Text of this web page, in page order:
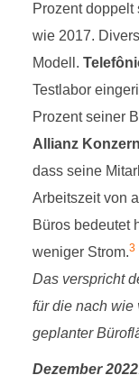
Prozent
wie 2017.
Modell.
Testlabor
Prozent seiner
Allianz Konzern
dass seine
Arbeitszeit von
Büros bedeutet
weniger Strom.3
Das verspricht
für die nach wie
geplanter
Dezember